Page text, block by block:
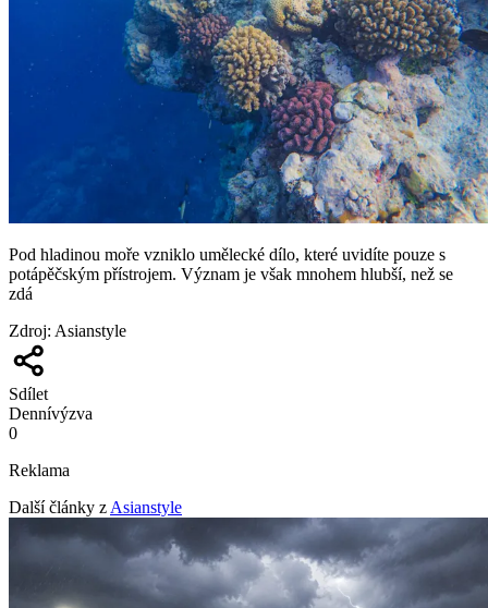
Pod hladinou moře vzniklo umělecké dílo, které uvidíte pouze s
potápěčským přístrojem. Význam je však mnohem hlubší, než se
zdá
Zdroj: Asianstyle
Sdílet
Dennívýzva
0
Reklama
Další články z Asianstyle